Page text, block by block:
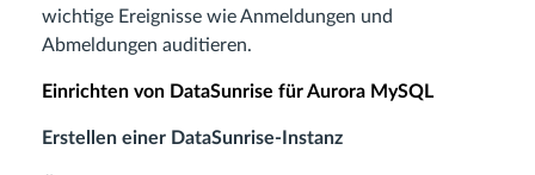
wichtige Ereignisse wie Anmeldungen und
Abmeldungen auditieren.
Einrichten von DataSunrise für Aurora MySQL
Erstellen einer DataSunrise-Instanz